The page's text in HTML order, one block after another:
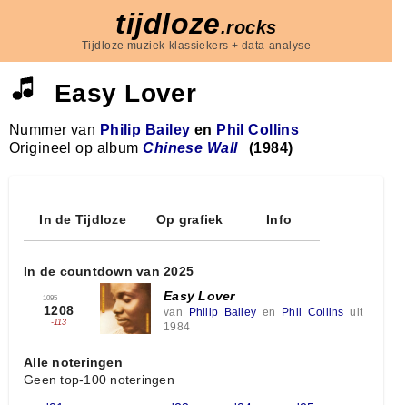
tijdloze.rocks
Tijdloze muziek-klassiekers + data-analyse
Easy Lover
Nummer van Philip Bailey en Phil Collins
Origineel op albumChinese Wall (1984)
In de Tijdloze Op grafiek Info
In de countdown van 2025
← 1095
1208
-113
Easy Lover
van Philip Bailey en Phil Collins uit
1984
Alle noteringen
Geen top-100 noteringen